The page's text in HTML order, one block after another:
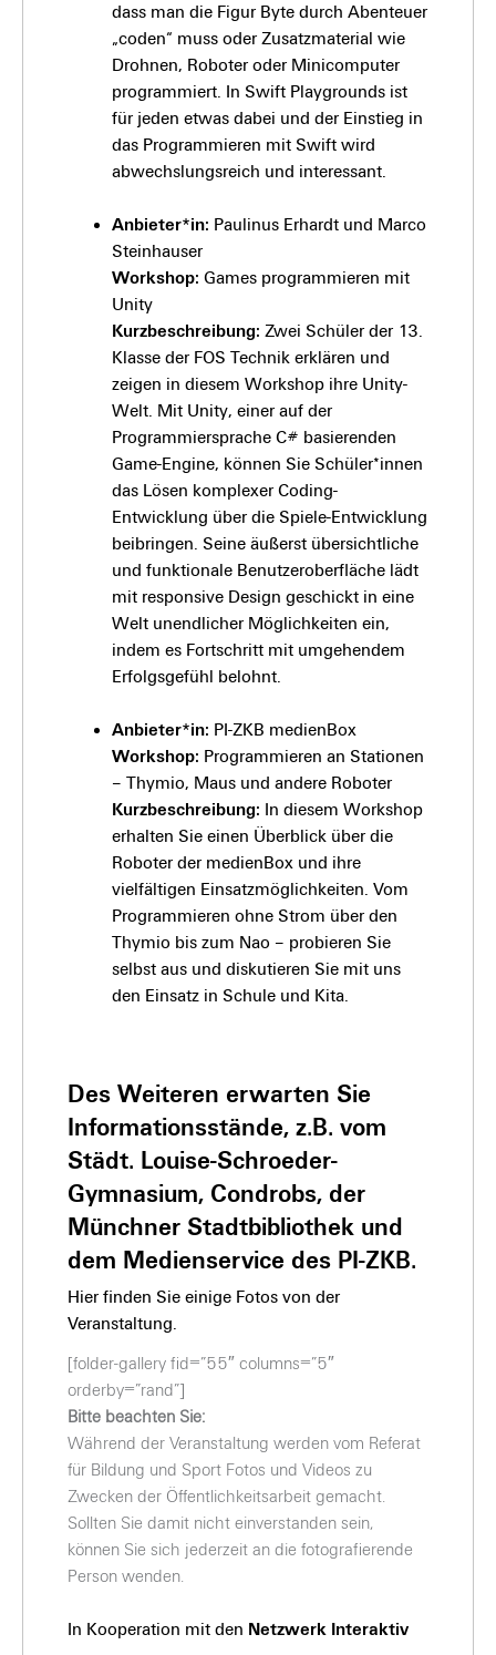
dass man die Figur Byte durch Abenteuer
„coden“ muss oder Zusatzmaterial wie
Drohnen, Roboter oder Minicomputer
programmiert. In Swift Playgrounds ist
für jeden etwas dabei und der Einstieg in
das Programmieren mit Swift wird
abwechslungsreich und interessant.
Anbieter*in: Paulinus Erhardt und Marco
Steinhauser
Workshop: Games programmieren mit
Unity
Kurzbeschreibung: Zwei Schüler der 13.
Klasse der FOS Technik erklären und
zeigen in diesem Workshop ihre Unity-
Welt. Mit Unity, einer auf der
Programmiersprache C# basierenden
Game-Engine, können Sie Schüler*innen
das Lösen komplexer Coding-
Entwicklung über die Spiele-Entwicklung
beibringen. Seine äußerst übersichtliche
und funktionale Benutzeroberfläche lädt
mit responsive Design geschickt in eine
Welt unendlicher Möglichkeiten ein,
indem es Fortschritt mit umgehendem
Erfolgsgefühl belohnt.
Anbieter*in: PI-ZKB medienBox
Workshop: Programmieren an Stationen
– Thymio, Maus und andere Roboter
Kurzbeschreibung: In diesem Workshop
erhalten Sie einen Überblick über die
Roboter der medienBox und ihre
vielfältigen Einsatzmöglichkeiten. Vom
Programmieren ohne Strom über den
Thymio bis zum Nao – probieren Sie
selbst aus und diskutieren Sie mit uns
den Einsatz in Schule und Kita.
Des Weiteren erwarten Sie
Informationsstände, z.B. vom
Städt. Louise-Schroeder-
Gymnasium, Condrobs, der
Münchner Stadtbibliothek und
dem Medienservice des PI-ZKB.
Hier finden Sie einige Fotos von der
Veranstaltung.
[folder-gallery fid=”55″ columns=”5″
orderby=”rand”]
Bitte beachten Sie:
Während der Veranstaltung werden vom Referat
für Bildung und Sport Fotos und Videos zu
Zwecken der Öffentlichkeitsarbeit gemacht.
Sollten Sie damit nicht einverstanden sein,
können Sie sich jederzeit an die fotografierende
Person wenden.
In Kooperation mit den Netzwerk Interaktiv